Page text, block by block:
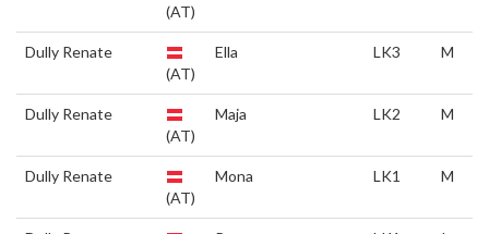
(AT)
Dully Renate
(AT)
Ella LK3 M
Dully Renate
(AT)
Maja LK2 M
Dully Renate
(AT)
Mona LK1 M